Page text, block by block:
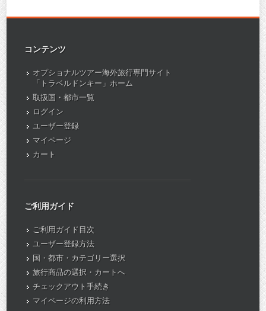
コンテンツ
オプショナルツアー海外旅行専門サイト
「トラベルドンキー」ホーム
取扱国・都市一覧
ログイン
ユーザー登録
マイページ
カート
ご利用ガイド
ご利用ガイド目次
ユーザー登録方法
国・都市・カテゴリー選択
旅行商品の選択・カートへ
チェックアウト手続き
マイページの利用方法